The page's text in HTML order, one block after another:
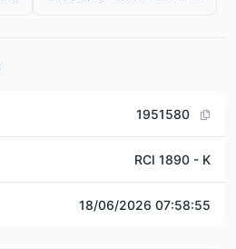
1951580
RCI 1890 - K
18/06/2026 07:58:55